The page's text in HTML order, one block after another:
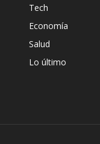
Tech
Economía
Salud
Lo último